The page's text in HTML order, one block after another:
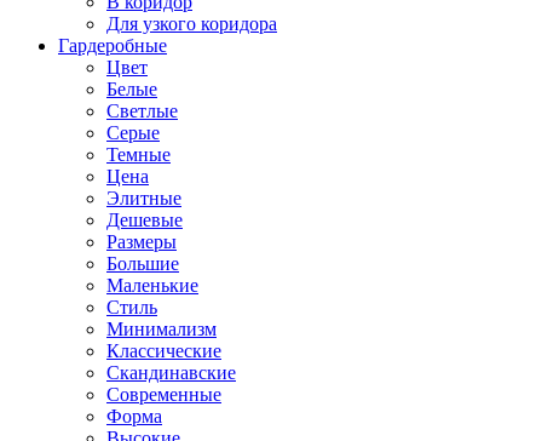
Для узкого коридора
Гардеробные
Цвет
Белые
Светлые
Серые
Темные
Цена
Элитные
Дешевые
Размеры
Большие
Маленькие
Стиль
Минимализм
Классические
Скандинавские
Современные
Форма